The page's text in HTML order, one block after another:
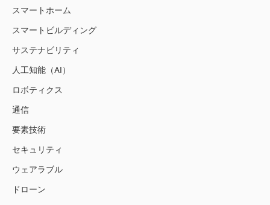
スマートホーム
スマートビルディング
サステナビリティ
人工知能（AI）
ロボティクス
通信
要素技術
セキュリティ
ウェアラブル
ドローン